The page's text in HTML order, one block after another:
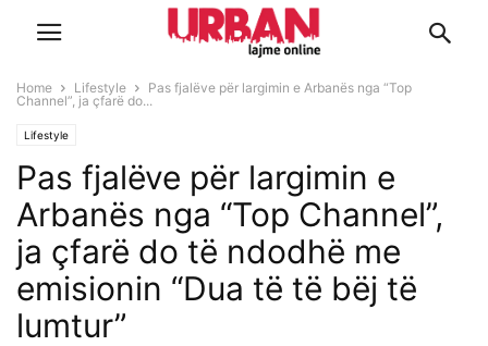
Home Lifestyle
Pas fjalëve për largimin e Arbanës nga “Top
Channel”, ja çfarë do...
Lifestyle
Pas fjalëve për largimin e
Arbanës nga “Top Channel”,
ja çfarë do të ndodhë me
emisionin “Dua të të bëj të
lumtur”